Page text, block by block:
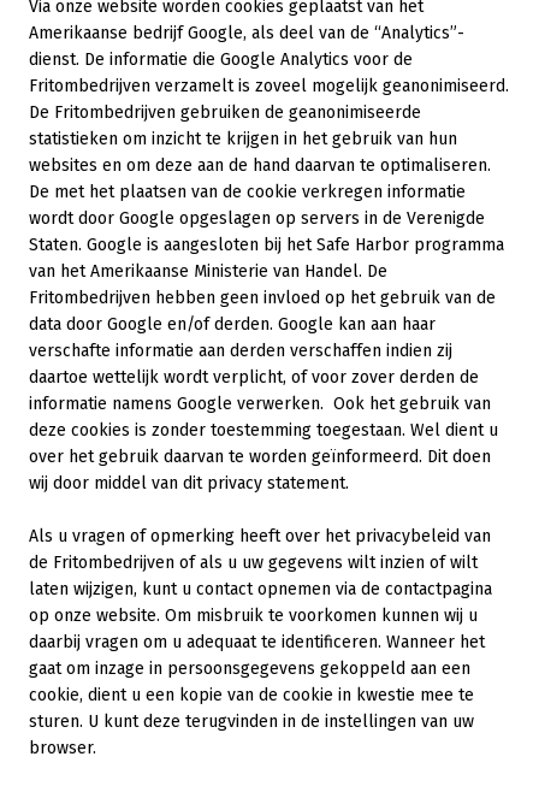
Via onze website worden cookies geplaatst van het
Amerikaanse bedrijf Google, als deel van de “Analytics”-
dienst. De informatie die Google Analytics voor de
Fritombedrijven verzamelt is zoveel mogelijk geanonimiseerd.
De Fritombedrijven gebruiken de geanonimiseerde
statistieken om inzicht te krijgen in het gebruik van hun
websites en om deze aan de hand daarvan te optimaliseren.
De met het plaatsen van de cookie verkregen informatie
wordt door Google opgeslagen op servers in de Verenigde
Staten. Google is aangesloten bij het Safe Harbor programma
van het Amerikaanse Ministerie van Handel. De
Fritombedrijven hebben geen invloed op het gebruik van de
data door Google en/of derden. Google kan aan haar
verschafte informatie aan derden verschaffen indien zij
daartoe wettelijk wordt verplicht, of voor zover derden de
informatie namens Google verwerken. Ook het gebruik van
deze cookies is zonder toestemming toegestaan. Wel dient u
over het gebruik daarvan te worden geïnformeerd. Dit doen
wij door middel van dit privacy statement.
Als u vragen of opmerking heeft over het privacybeleid van
de Fritombedrijven of als u uw gegevens wilt inzien of wilt
laten wijzigen, kunt u contact opnemen via de contactpagina
op onze website. Om misbruik te voorkomen kunnen wij u
daarbij vragen om u adequaat te identificeren. Wanneer het
gaat om inzage in persoonsgegevens gekoppeld aan een
cookie, dient u een kopie van de cookie in kwestie mee te
sturen. U kunt deze terugvinden in de instellingen van uw
browser.